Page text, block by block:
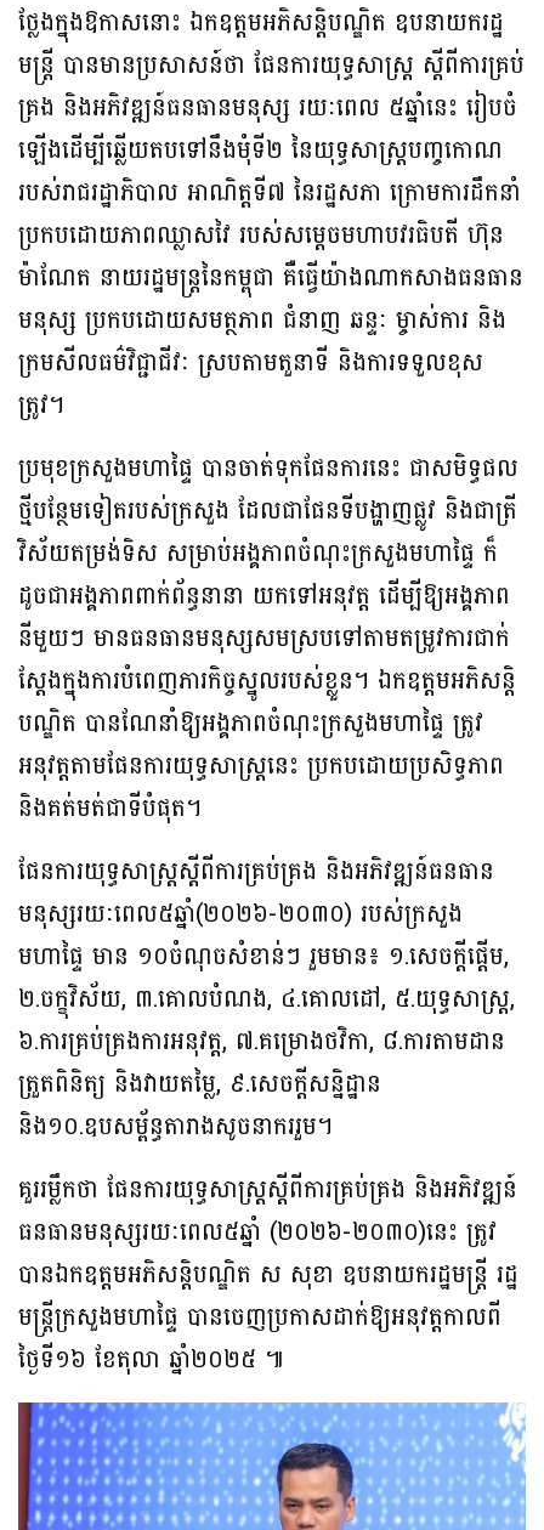
ថ្លែងក្នុងឱកាសនោះ ឯកឧត្តមអភិសន្តិបណ្ឌិត ឧបនាយករដ្ឋ
មន្ត្រី បានមានប្រសាសន៍ថា ផែនការយុទ្ធសាស្ត្រ ស្តីពីការគ្រប់
គ្រង និងអភិវឌ្ឍន៍ធនធានមនុស្ស រយៈពេល ៥ឆ្នាំនេះ រៀបចំ
ឡើងដើម្បីឆ្លើយតបទៅនឹងមុំទី២ នៃយុទ្ធសាស្ត្របញ្ចកោណ
របស់រាជរដ្ឋាភិបាល អាណិត្តទី៧ នៃរដ្ឋសភា ក្រោមការដឹកនាំ
ប្រកបដោយភាពឈ្លាសវៃ របស់សម្ដេចមហាបវរធិបតី ហ៊ុន
ម៉ាណែត នាយរដ្ឋមន្ត្រនៃកម្ពុជា គឺធ្វើយ៉ាងណាកសាងធនធាន
មនុស្ស ប្រកបដោយសមត្ថភាព ជំនាញ ឆន្ទៈ ម្ចាស់ការ និង
ក្រមសីលធម៌វិជ្ជាជីវៈ ស្របតាមតួនាទី និងការទទួលខុស
ត្រូវ។
ប្រមុខក្រសួងមហាផ្ទៃ បានចាត់ទុកផែនការនេះ ជាសមិទ្ធផល
ថ្មីបន្ថែមទៀតរបស់ក្រសួង ដែលជាផែនទីបង្ហាញផ្លូវ និងជាត្រី
វិស័យតម្រង់ទិស សម្រាប់អង្គភាពចំណុះក្រសួងមហាផ្ទៃ ក៏
ដូចជាអង្គភាពពាក់ព័ន្ធនានា យកទៅអនុវត្ត ដើម្បីឱ្យអង្គភាព
នីមួយៗ មានធនធានមនុស្សសមស្របទៅតាមតម្រូវការជាក់
ស្តែងក្នុងការបំពេញភារកិច្ចស្នូលរបស់ខ្លួន។ ឯកឧត្តមអភិសន្តិ
បណ្ឌិត បានណែនាំឱ្យអង្គភាពចំណុះក្រសួងមហាផ្ទៃ ត្រូវ
អនុវត្តតាមផែនការយុទ្ធសាស្ត្រនេះ ប្រកបដោយប្រសិទ្ធភាព
និងគត់មត់ជាទីបំផុត។
ផែនការយុទ្ធសាស្ត្រស្ដីពីការគ្រប់គ្រង និងអភិវឌ្ឍន៍ធនធាន
មនុស្សរយៈពេល៥ឆ្នាំ(២០២៦-២០៣០) របស់ក្រសួង
មហាផ្ទៃ មាន ១០ចំណុចសំខាន់ៗ រួមមាន៖ ១.សេចក្ដីផ្ដើម,
២.ចក្ខុវិស័យ, ៣.គោលបំណង, ៤.គោលដៅ, ៥.យុទ្ធសាស្ត្រ,
៦.ការគ្រប់គ្រងការអនុវត្ត, ៧.គម្រោងថវិកា, ៨.ការតាមដាន
ត្រួតពិនិត្យ និងវាយតម្លៃ, ៩.សេចក្ដីសន្និដ្ឋាន
និង១០.ឧបសម្ព័ន្ធតារាងសូចនាកររួម។
គួររម្លឹកថា ផែនការយុទ្ធសាស្ត្រស្ដីពីការគ្រប់គ្រង និងអភិវឌ្ឍន៍
ធនធានមនុស្សរយៈពេល៥ឆ្នាំ (២០២៦-២០៣០)នេះ ត្រូវ
បានឯកឧត្តមអភិសន្តិបណ្ឌិត ស សុខា ឧបនាយករដ្ឋមន្រ្តី រដ្ឋ
មន្ត្រីក្រសួងមហាផ្ទៃ បានចេញប្រកាសដាក់ឱ្យអនុវត្តកាលពី
ថ្ងៃទី១៦ ខែតុលា ឆ្នាំ២០២៥ ៕